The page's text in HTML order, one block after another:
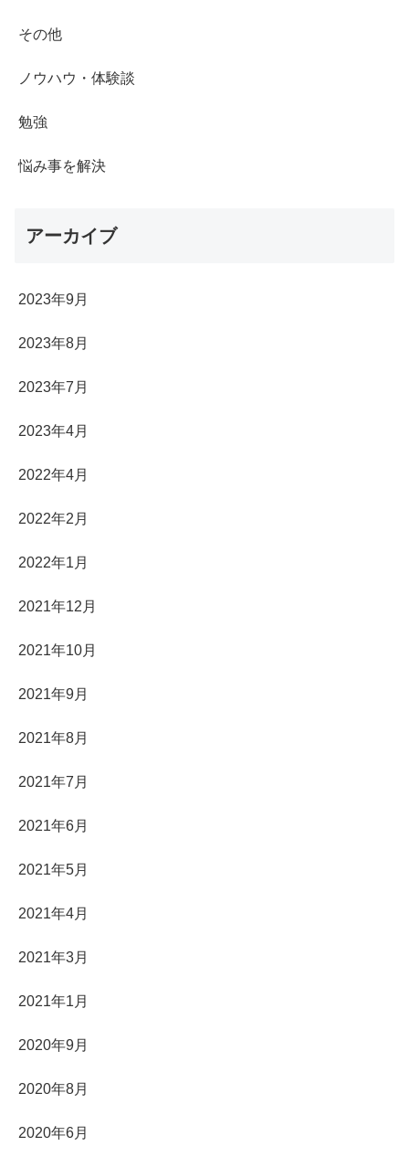
その他
ノウハウ・体験談
勉強
悩み事を解決
アーカイブ
2023年9月
2023年8月
2023年7月
2023年4月
2022年4月
2022年2月
2022年1月
2021年12月
2021年10月
2021年9月
2021年8月
2021年7月
2021年6月
2021年5月
2021年4月
2021年3月
2021年1月
2020年9月
2020年8月
2020年6月